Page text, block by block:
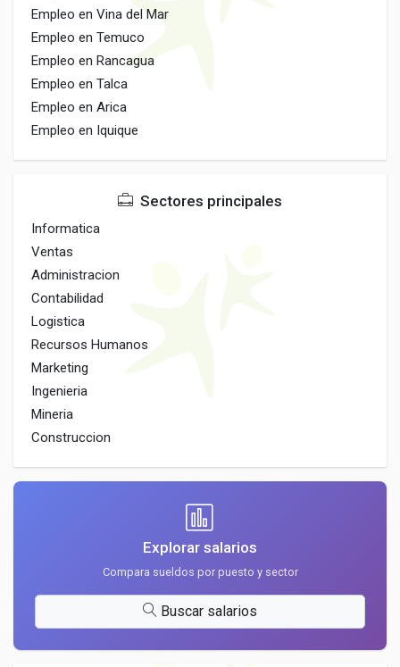
Empleo en Vina del Mar
Empleo en Temuco
Empleo en Rancagua
Empleo en Talca
Empleo en Arica
Empleo en Iquique
Sectores principales
Informatica
Ventas
Administracion
Contabilidad
Logistica
Recursos Humanos
Marketing
Ingenieria
Mineria
Construccion
Explorar salarios
Compara sueldos por puesto y sector
Buscar salarios